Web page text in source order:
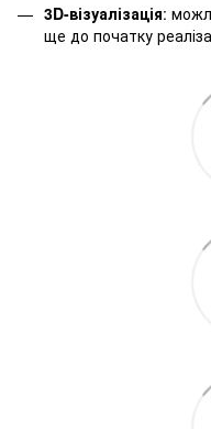
3D-візуалізація:
ще до початку